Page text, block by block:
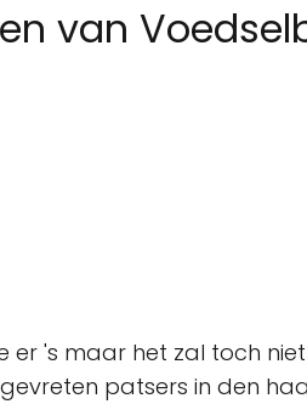
van
er 's maar het zal toch
patsers in den